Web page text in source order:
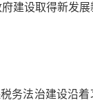
建设取得新发展
务法治建设沿着